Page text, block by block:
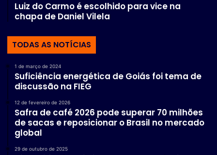
Luiz do Carmo é escolhido para vice na
chapa de Daniel Vilela
TODAS AS NOTÍCIAS
1 de março de 2024
Suficiência energética de Goiás foi tema de
discussão na FIEG
12 de fevereiro de 2026
Safra de café 2026 pode superar 70 milhões
de sacas e reposicionar o Brasil no mercado
global
29 de outubro de 2025